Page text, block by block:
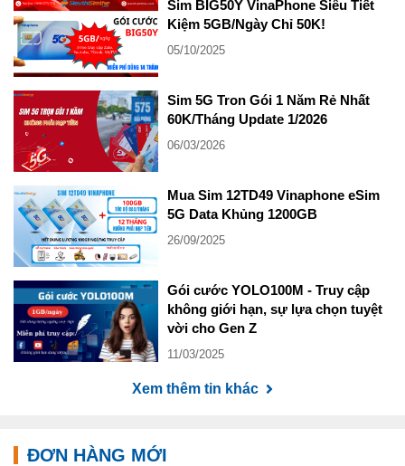
Sim BIG50Y VinaPhone Siêu Tiết
Kiệm 5GB/Ngày Chỉ 50K!
05/10/2025
Sim 5G Tron Gói 1 Năm Rẻ Nhất
60K/Tháng Update 1/2026
06/03/2026
Mua Sim 12TD49 Vinaphone eSim
5G Data Khủng 1200GB
26/09/2025
Gói cước YOLO100M - Truy cập
không giới hạn, sự lựa chọn tuyệt
vời cho Gen Z
11/03/2025
Xem thêm tin khác
ĐƠN HÀNG MỚI